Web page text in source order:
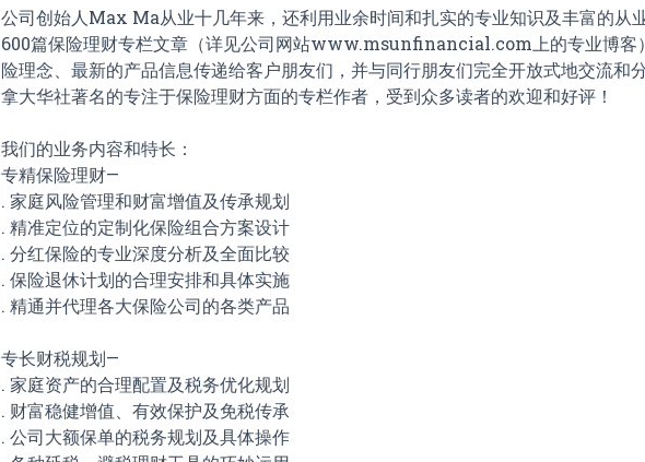
公司创始人Max Ma从业十几年来，还利用业余时间和扎实的专业知识及丰富的从
600篇保险理财专栏文章（详见公司网站www.msunfinancial.com上的专业博客
险理念、最新的产品信息传递给客户朋友们，并与同行朋友们完全开放式地交流
拿大华社著名的专注于保险理财方面的专栏作者，受到众多读者的欢迎和好评！
我们的业务内容和特长：
专精保险理财—
. 家庭风险管理和财富增值及传承规划
. 精准定位的定制化保险组合方案设计
. 分红保险的专业深度分析及全面比较
. 保险退休计划的合理安排和具体实施
. 精通并代理各大保险公司的各类产品
专长财税规划—
. 家庭资产的合理配置及税务优化规划
. 财富稳健增值、有效保护及免税传承
. 公司大额保单的税务规划及具体操作